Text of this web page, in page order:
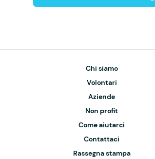
Chi siamo
Volontari
Aziende
Non profit
Come aiutarci
Contattaci
Rassegna stampa